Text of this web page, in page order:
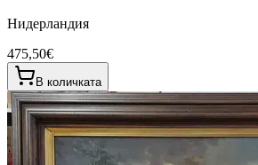
Нидерландия
475,50€
В количката